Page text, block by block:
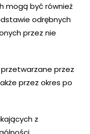
mogą być również
odrębnych
przez nie
przez
przez okres po
z